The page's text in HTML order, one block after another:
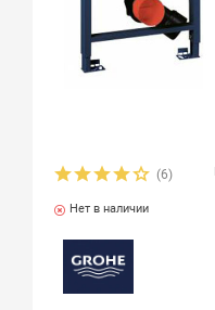
(6)
Нет в наличии